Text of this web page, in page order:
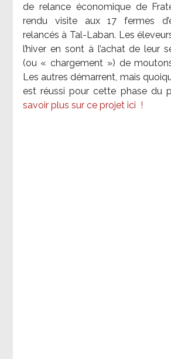
de relance économique de
rendu visite aux 17 fermes
relancés à Tal-Laban. Les
l’hiver en sont à l’achat de leur
(ou « chargement ») de
Les autres démarrent, mais
est réussi pour cette phase du
savoir plus sur ce projet ici !